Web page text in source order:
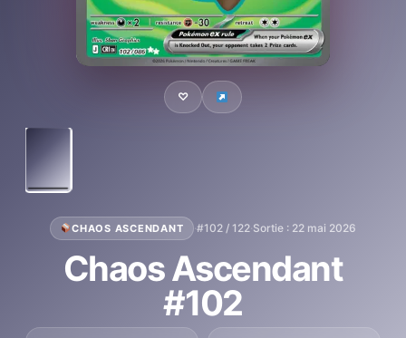
♡
CHAOS ASCENDANT ·#102 / 122·Sortie : 22 mai 2026
Chaos Ascendant
#102